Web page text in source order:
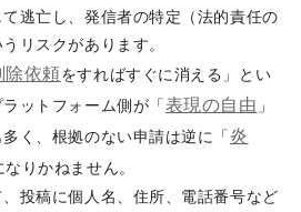
逃亡し、発信者の特定（法的責任の
リスクがあります。
除依頼をすればすぐに消える」とい
ットフォーム側が「表現の自由 」
く、根拠のない申請は逆に「 炎
りかねません。
投稿に個人名、住所、電話番号など